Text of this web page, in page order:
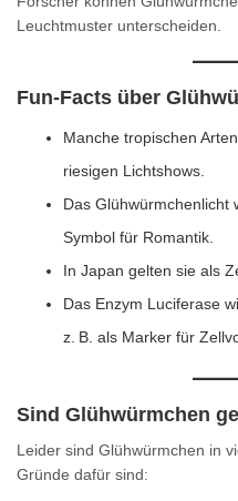
Leuchtmuster unterscheiden.
Fun-Facts über
Manche tropischen
riesigen Lichtshows.
Das Glühwürmchenlicht
Symbol für Romantik.
In Japan gelten sie als
Das Enzym Luciferase
z. B. als Marker für
Sind Glühwürmchen
Leider sind Glühwürmchen in
Gründe dafür sind: